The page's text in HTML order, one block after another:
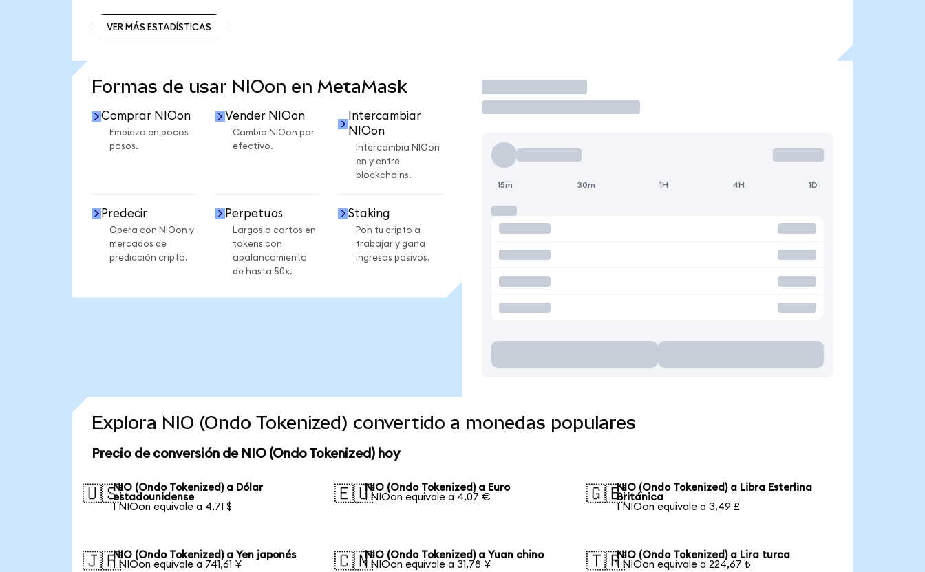
VER MÁS ESTADÍSTICAS
Formas de usar NIOon en MetaMask
Comprar NIOon
Empieza en pocos
pasos.
Vender NIOon
Cambia NIOon por
efectivo.
Intercambiar
NIOon
Intercambia NIOon
en y entre
blockchains.
Predecir
Opera con NIOon y
mercados de
predicción cripto.
Perpetuos
Largos o cortos en
tokens con
apalancamiento
de hasta 50x.
Staking
Pon tu cripto a
trabajar y gana
ingresos pasivos.
Operar
15m 30m 1H 4H 1D
Explora NIO (Ondo Tokenized) convertido a monedas populares
Precio de conversión de NIO (Ondo Tokenized) hoy
🇺🇸NIO (Ondo Tokenized) a Dólar
estadounidense
1 NIOon equivale a 4,71 $
🇪🇺NIO (Ondo Tokenized) a Euro
1 NIOon equivale a 4,07 €
🇬🇧NIO (Ondo Tokenized) a Libra Esterlina
Británica
1 NIOon equivale a 3,49 £
🇯🇵NIO (Ondo Tokenized) a Yen japonés
1 NIOon equivale a 741,61 ¥
🇨🇳NIO (Ondo Tokenized) a Yuan chino
1 NIOon equivale a 31,78 ¥
🇹🇷NIO (Ondo Tokenized) a Lira turca
1 NIOon equivale a 224,67 ₺